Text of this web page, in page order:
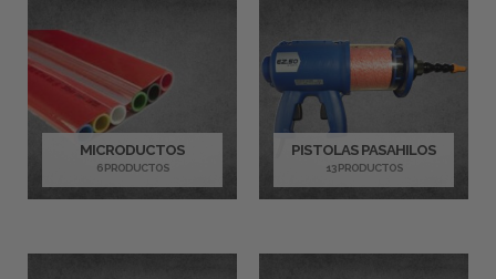
MICRODUCTOS
6 PRODUCTOS
PISTOLAS PASAHILOS
13 PRODUCTOS